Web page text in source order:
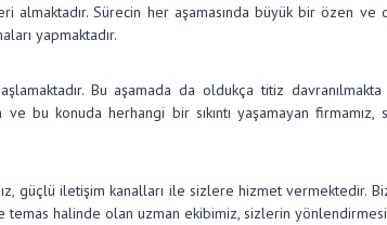
almaktadır. Sürecin her aşamasında büyük bir özen
yapmaktadır.
Bu aşamada da oldukça titiz
bu konuda herhangi bir sıkıntı yaşamayan
güçlü iletişim kanalları ile sizlere hizmet vermektedir.
halinde olan uzman ekibimiz, sizlerin